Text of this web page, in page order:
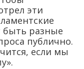
эти
быть разные
публично.
если мы